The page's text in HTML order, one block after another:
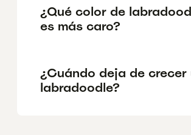
¿Qué color de
es más caro?
¿Cuándo deja de crecer
labradoodle?